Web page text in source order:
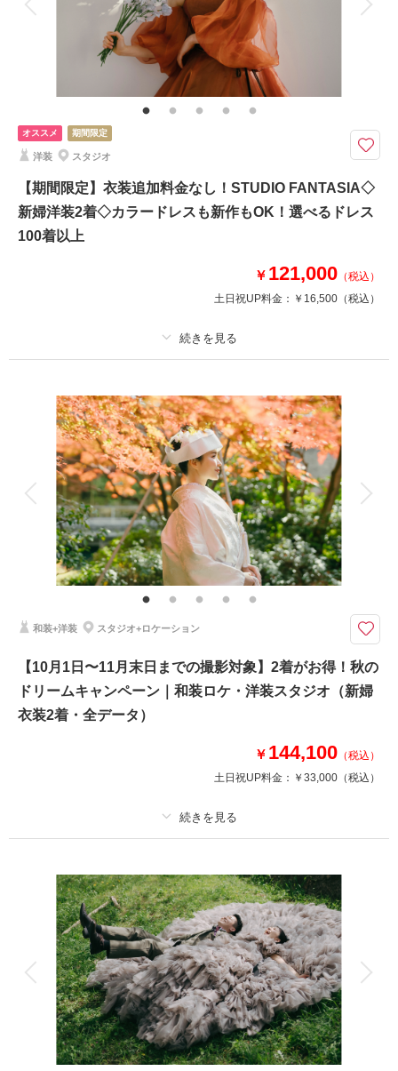
家族用衣装レンタル
その他含むもの
★動画やフォトアルバムなどオプションも豊富にご用意！※写真はイメージ
です。※衣装持ち込み料（衣装1点）…新婦33,000円、新郎11,000円
写真と会食を組み合わせた“新しい結婚式”。食事を囲み、大切なゲストと一
緒に祝う特別な時間。
・全データ（基本補正）
・衣装（衣装1着）
・新婦ヘアメイク
・新婦着付け
オススメ 期間限定
洋装 スタジオ
【期間限定】衣装追加料金なし！STUDIO FANTASIA◇
新婦洋装2着◇カラードレスも新作もOK！選べるドレス
100着以上
￥ 121,000 （税込）
土日祝UP料金： ￥16,500 （税込）
撮影料 新婦衣装2着 新郎衣装1着
着付け ヘアメイク 小物一式
アルバム データ 100 カット 台紙付写真
衣装追加 会食 挙式
家族と撮影 家族用衣装レンタル ペットと撮影
その他含むもの
★約100着から花嫁衣装2着を選べる！衣装グレード追加料金込み（最大15
万円相当）さらに新郎衣装も自由に選べるフルパッケージプラン。！種類豊
衣装を妥協したくないおふたりに。撮影に必要なもの全てセットになった安
心パッケージプラン。本格スタジオでの撮影を限定価格でご案内。
＜含まれるもの＞
・全データ（基本補正付）
・新婦衣装2着（ランクアップフリー）
このプランで撮影可能な撮影レポート
撮影日：2026年4月17日
撮影場所：ラヴィ・ファクトリー金沢店スタジオ
（石川）
相談予約する
来店・オンライン
撮影日の空き
を確認する
和装+洋装 スタジオ+ロケーション
【10月1日〜11月末日までの撮影対象】2着がお得！秋の
ドリームキャンペーン｜和装ロケ・洋装スタジオ（新婦
衣装2着・全データ）
￥ 144,100 （税込）
土日祝UP料金： ￥33,000 （税込）
撮影料 新婦衣装2着 新郎衣装2着
着付け ヘアメイク 小物一式
アルバム データ 150 カット 台紙付写真
衣装追加 会食 挙式
家族と撮影 家族用衣装レンタル ペットと撮影
その他含むもの
★ロケ＋スタジオを特別価格でご案内！※2着目のヘアメイクチェンジご希
望の場合、22,000円追加 ※ブーケ（1スタイルにつき）をご希望の場合は別